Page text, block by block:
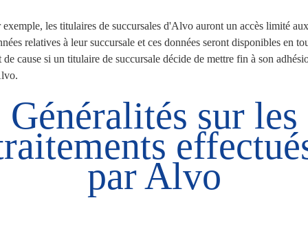
exemple, les titulaires de succursales d'Alvo auront un accès limité aux
relatives à leur succursale et ces données seront disponibles en
de cause si un titulaire de succursale décide de mettre fin à son
Généralités sur les
par Alvo